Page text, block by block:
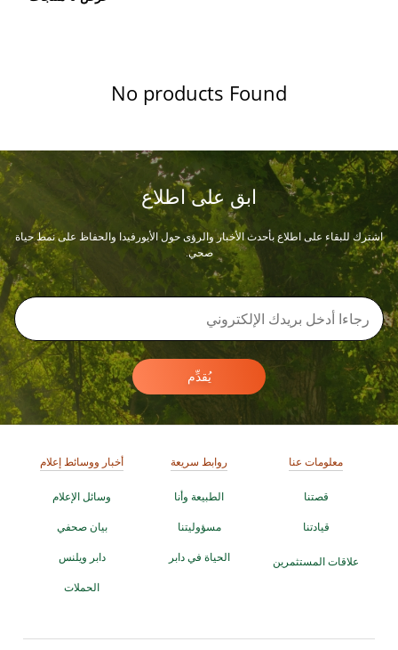
No products Found
ابق على اطلاع
اشترك للبقاء على اطلاع بأحدث الأخبار والرؤى حول الأيورفيدا والحفاظ على نمط حياة
صحي.
يُقدِّم
معلومات عنا
قصتنا
قيادتنا
علاقات المستثمرين
روابط سريعة
الطبيعة وأنا
مسؤوليتنا
الحياة في دابر
أخبار ووسائط إعلام
وسائل الإعلام
بيان صحفي
دابر ويلنس
الحملات